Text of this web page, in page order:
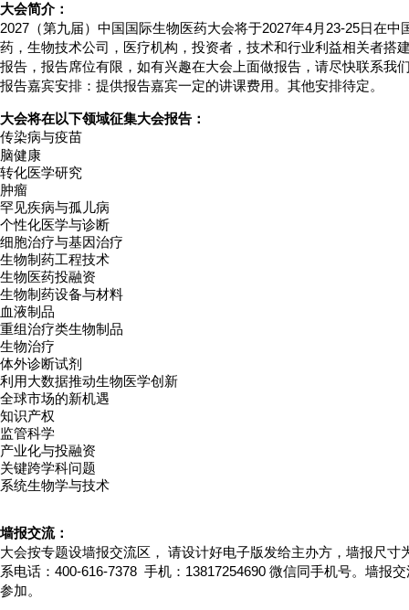
大会简介：
2027（第九届）中国国际生物医药大会将于2027年4月23-25日在中
药，生物技术公司，医疗机构， 投资者，技术和行业利益相关者搭
报告，报告席位有限，如有兴趣在大会上面做报告， 请尽快联系我
报告嘉宾安排：提供报告嘉宾一定的讲课费用。其他安排待定。
大会将在以下领域征集大会报告：
传染病与疫苗
脑健康
转化医学研究
肿瘤
罕见疾病与孤儿病
个性化医学与诊断
细胞治疗与基因治疗
生物制药工程技术
生物医药投融资
生物制药设备与材料
血液制品
重组治疗类生物制品
生物治疗
体外诊断试剂
利用大数据推动生物医学创新
全球市场的新机遇
知识产权
监管科学
产业化与投融资
关键跨学科问题
系统生物学与技术
墙报交流：
大会按专题设墙报交流区， 请设计好电子版发给主办方， 墙报尺寸
系电话：400-616-7378 手机： 13817254690 微信同手机号。 墙报
参加。